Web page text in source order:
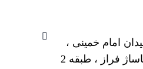
امام خمینی ،
لاله زار جنوبی ، پاساژ فراز ، طبقه 2